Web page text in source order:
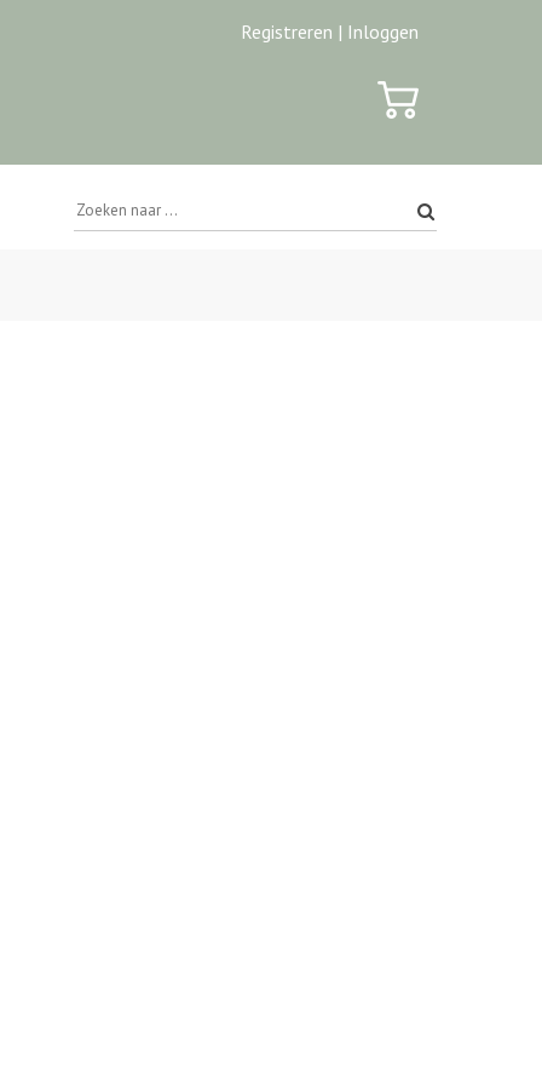
Registreren | Inloggen